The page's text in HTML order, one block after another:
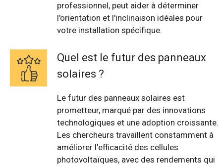
professionnel, peut aider à déterminer
l'orientation et l'inclinaison idéales pour
votre installation spécifique.
Quel est le futur des panneaux
solaires ?
Le futur des panneaux solaires est
prometteur, marqué par des innovations
technologiques et une adoption croissante.
Les chercheurs travaillent constamment à
améliorer l'efficacité des cellules
photovoltaïques, avec des rendements qui